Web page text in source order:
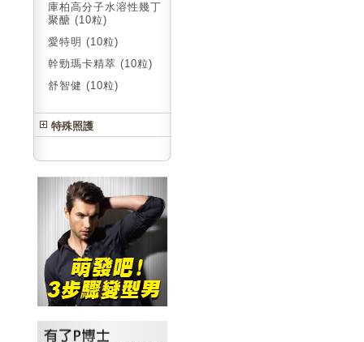
庫柏高分子水溶性幾丁
聚醣 (10粒)
愛特明 (10粒)
幹勁瑪卡精萃 (10粒)
舒智健 (10粒)
特殊照護